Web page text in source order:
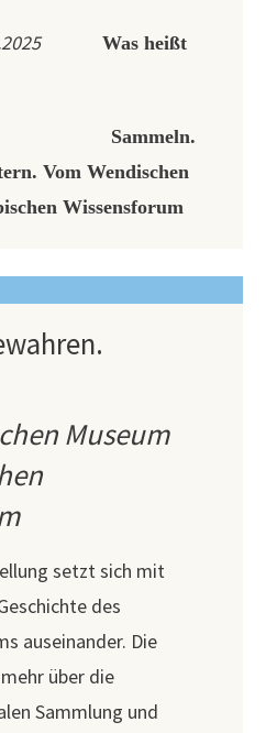
Was heißt
Sammeln.
Vom Wendischen
Wissensforum
Museum
setzt sich mit
des
auseinander. Die
über die
Sammlung und